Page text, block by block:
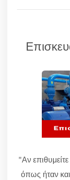
"Αν
όπως ήταν